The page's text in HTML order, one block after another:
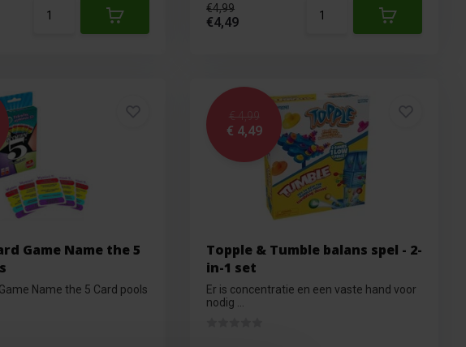
€4,99
€4,49
Game Name the 5
Name the 5 Card pools
€ 4,99
€ 4,49
Topple & Tumble balans spel - 2-
in-1 set
Er is concentratie en een vaste hand voor
nodig ...